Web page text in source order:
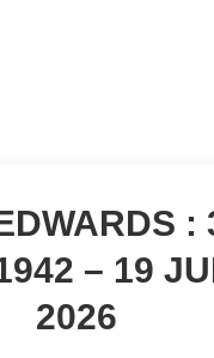
:
– 19
2026